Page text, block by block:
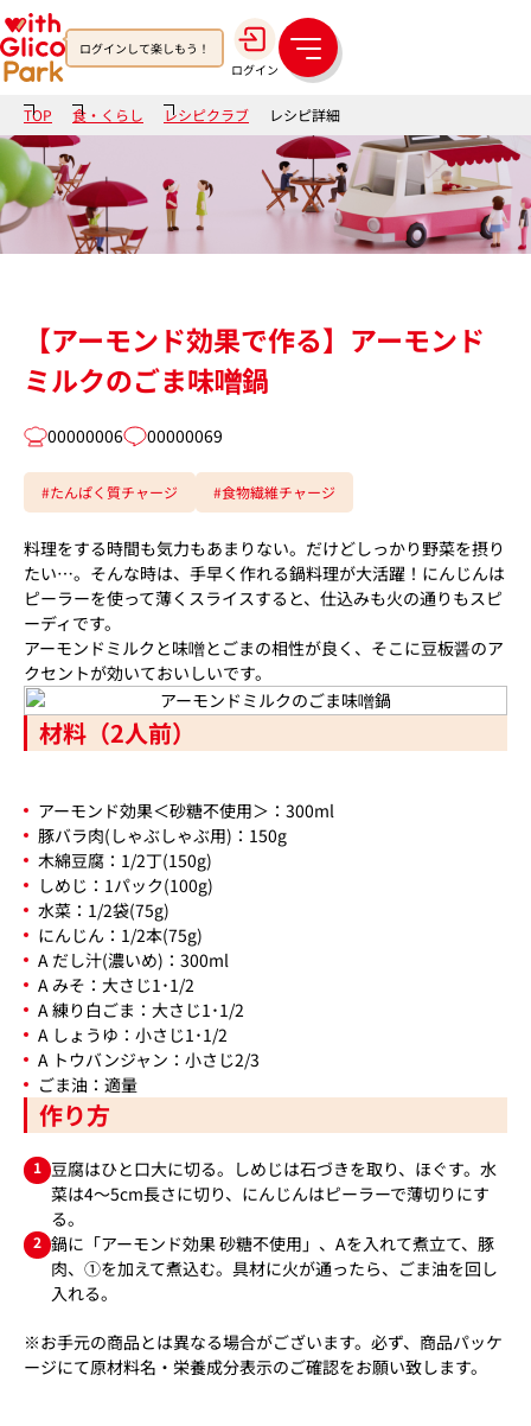
ログインして楽しもう！
ログイン
メ
ニ
ュ
ー
TOP 食・くらし レシピクラブ レシピ詳細
【アーモンド効果で作る】アーモンド
ミルクのごま味噌鍋
00000006 00000069
#たんぱく質チャージ #食物繊維チャージ
料理をする時間も気力もあまりない。だけどしっかり野菜を摂り
たい…。そんな時は、手早く作れる鍋料理が大活躍！にんじんは
ピーラーを使って薄くスライスすると、仕込みも火の通りもスピ
ーディです。
アーモンドミルクと味噌とごまの相性が良く、そこに豆板醤のア
クセントが効いておいしいです。
材料（2人前）
アーモンド効果＜砂糖不使用＞：300ml
豚バラ肉(しゃぶしゃぶ用)：150g
木綿豆腐：1/2丁(150g)
しめじ：1パック(100g)
水菜：1/2袋(75g)
にんじん：1/2本(75g)
A だし汁(濃いめ)：300ml
A みそ：大さじ1･1/2
A 練り白ごま：大さじ1･1/2
A しょうゆ：小さじ1･1/2
A トウバンジャン：小さじ2/3
ごま油：適量
作り方
1 豆腐はひと口大に切る。しめじは石づきを取り、ほぐす。水
菜は4～5cm長さに切り、にんじんはピーラーで薄切りにす
る。
2 鍋に「アーモンド効果 砂糖不使用」、Aを入れて煮立て、豚
肉、①を加えて煮込む。具材に火が通ったら、ごま油を回し
入れる。
※お手元の商品とは異なる場合がございます。必ず、商品パッケ
ージにて原材料名・栄養成分表示のご確認をお願い致します。